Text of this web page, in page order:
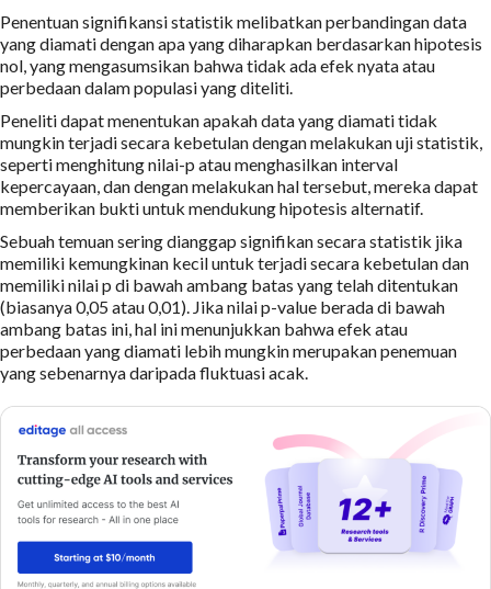
Penentuan signifikansi statistik melibatkan perbandingan data
yang diamati dengan apa yang diharapkan berdasarkan hipotesis
nol, yang mengasumsikan bahwa tidak ada efek nyata atau
perbedaan dalam populasi yang diteliti.
Peneliti dapat menentukan apakah data yang diamati tidak
mungkin terjadi secara kebetulan dengan melakukan uji statistik,
seperti menghitung nilai-p atau menghasilkan interval
kepercayaan, dan dengan melakukan hal tersebut, mereka dapat
memberikan bukti untuk mendukung hipotesis alternatif.
Sebuah temuan sering dianggap signifikan secara statistik jika
memiliki kemungkinan kecil untuk terjadi secara kebetulan dan
memiliki nilai p di bawah ambang batas yang telah ditentukan
(biasanya 0,05 atau 0,01). Jika nilai p-value berada di bawah
ambang batas ini, hal ini menunjukkan bahwa efek atau
perbedaan yang diamati lebih mungkin merupakan penemuan
yang sebenarnya daripada fluktuasi acak.